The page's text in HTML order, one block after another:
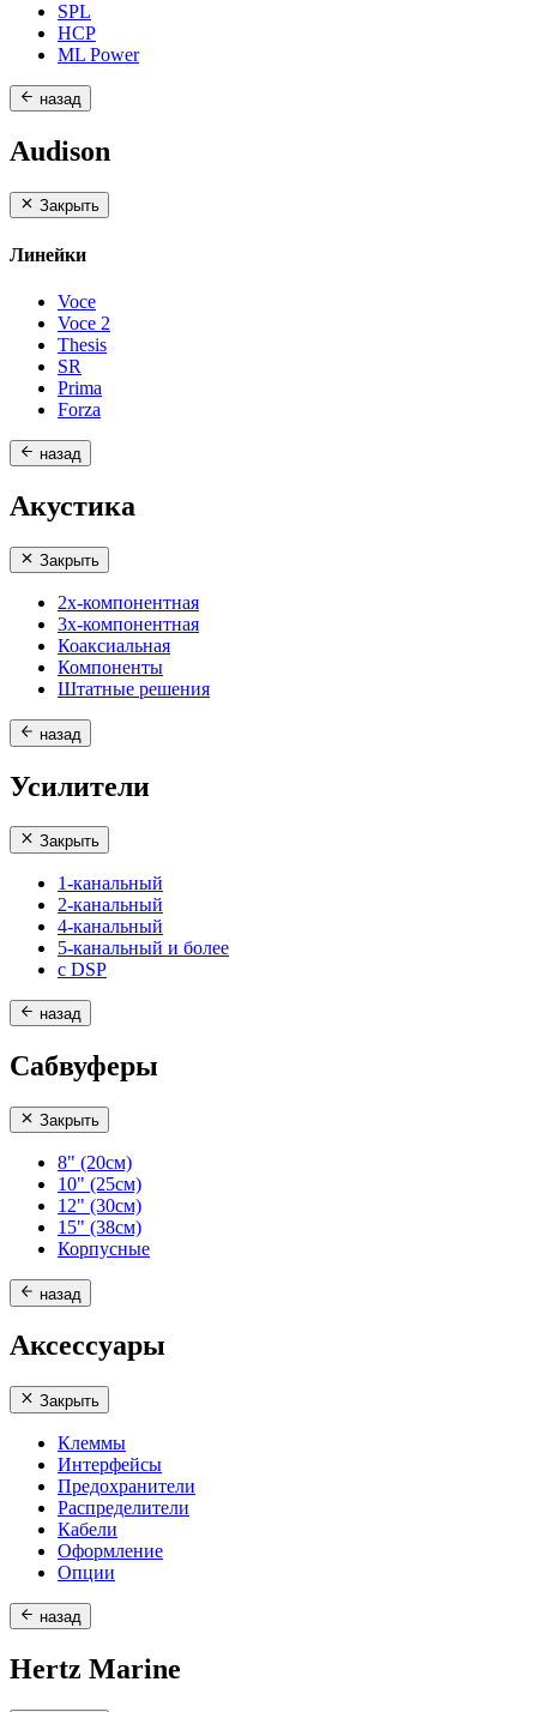
SPL
HCP
ML Power
назад
Audison
Закрыть
Линейки
Voce
Voce 2
Thesis
SR
Prima
Forza
назад
Акустика
Закрыть
2х-компонентная
3х-компонентная
Коаксиальная
Компоненты
Штатные решения
назад
Усилители
Закрыть
1-канальный
2-канальный
4-канальный
5-канальный и более
с DSP
назад
Сабвуферы
Закрыть
8" (20см)
10" (25см)
12" (30см)
15" (38см)
Корпусные
назад
Аксессуары
Закрыть
Клеммы
Интерфейсы
Предохранители
Распределители
Кабели
Оформление
Опции
назад
Hertz Marine